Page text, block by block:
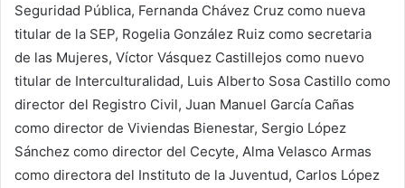
Seguridad Pública, Fernanda Chávez Cruz como nueva
titular de la SEP, Rogelia González Ruiz como secretaria
de las Mujeres, Víctor Vásquez Castillejos como nuevo
titular de Interculturalidad, Luis Alberto Sosa Castillo como
director del Registro Civil, Juan Manuel García Cañas
como director de Viviendas Bienestar, Sergio López
Sánchez como director del Cecyte, Alma Velasco Armas
como directora del Instituto de la Juventud, Carlos López